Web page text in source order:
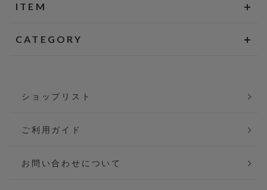
ITEM
CATEGORY
ショップリスト
ご利用ガイド
お問い合わせについて